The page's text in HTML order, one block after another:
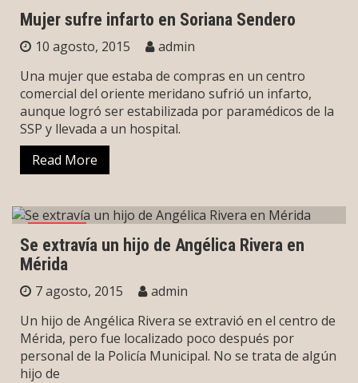
Mérida
Mujer sufre infarto en Soriana Sendero
10 agosto, 2015
admin
Una mujer que estaba de compras en un centro
comercial del oriente meridano sufrió un infarto,
aunque logró ser estabilizada por paramédicos de la
SSP y llevada a un hospital.
Read More
Mérida
Se extravía un hijo de Angélica Rivera en
Mérida
7 agosto, 2015
admin
Un hijo de Angélica Rivera se extravió en el centro de
Mérida, pero fue localizado poco después por
personal de la Policía Municipal. No se trata de algún
hijo de